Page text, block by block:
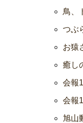
鳥、
つぶ
お猿
癒し
会報
会報
旭山